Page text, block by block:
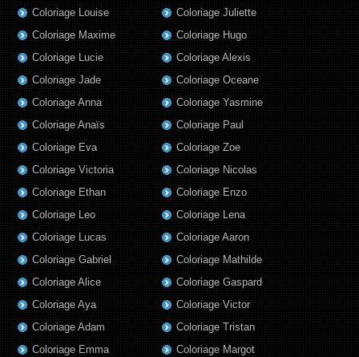
Coloriage Louise
Coloriage Maxime
Coloriage Lucie
Coloriage Jade
Coloriage Anna
Coloriage Anaïs
Coloriage Eva
Coloriage Victoria
Coloriage Ethan
Coloriage Leo
Coloriage Lucas
Coloriage Gabriel
Coloriage Alice
Coloriage Aya
Coloriage Adam
Coloriage Emma
Coloriage Juliette
Coloriage Hugo
Coloriage Alexis
Coloriage Oceane
Coloriage Yasmine
Coloriage Paul
Coloriage Zoe
Coloriage Nicolas
Coloriage Enzo
Coloriage Lena
Coloriage Aaron
Coloriage Mathilde
Coloriage Gaspard
Coloriage Victor
Coloriage Tristan
Coloriage Margot